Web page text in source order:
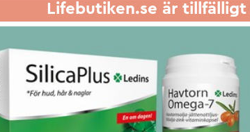
Lifebutiken.se är